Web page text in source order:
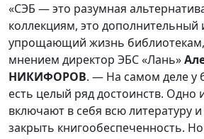
«СЭБ — это разумная
коллекциям, это дополнительный
упрощающий жизнь
мнением директор ЭБС «Лань»
НИКИФОРОВ. — На самом деле у
есть целый ряд достоинств. Одно
включают в себя всю литературу
закрыть книгообеспеченность.